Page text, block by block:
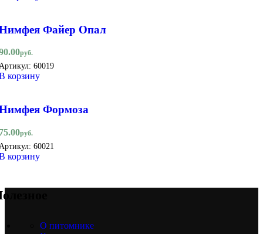
Файер Опал
руб.
60019
корзину
Формоза
руб.
60021
корзину
О питомнике